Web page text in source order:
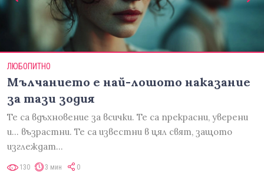
ЛЮБОПИТНО
Мълчанието е най-лошото наказание
за тази зодия
Те са вдъхновение за всички. Те са прекрасни, уверени
и... възрастни. Те са известни в цял свят, защото
изглеждат…
130 3 мин 0